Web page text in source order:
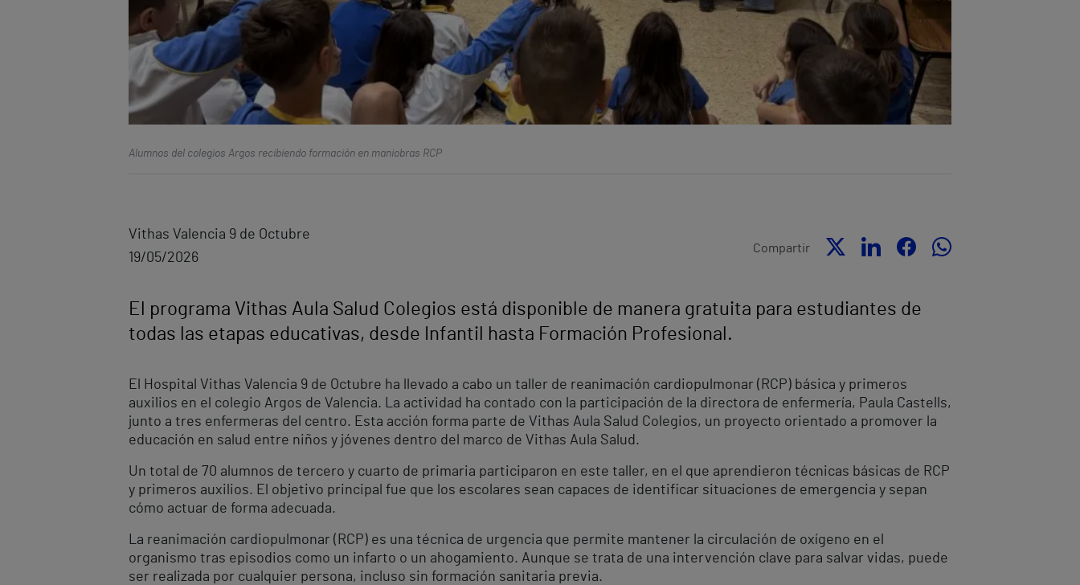
Alumnos del colegios Argos recibiendo formación en maniobras RCP
Vithas Valencia 9 de Octubre
19/05/2026
Compartir
El programa Vithas Aula Salud Colegios está disponible de manera gratuita para estudiantes de
todas las etapas educativas, desde Infantil hasta Formación Profesional.
El Hospital Vithas Valencia 9 de Octubre ha llevado a cabo un taller de reanimación cardiopulmonar (RCP) básica y primeros
auxilios en el colegio Argos de Valencia. La actividad ha contado con la participación de la directora de enfermería, Paula Castells,
junto a tres enfermeras del centro. Esta acción forma parte de Vithas Aula Salud Colegios, un proyecto orientado a promover la
educación en salud entre niños y jóvenes dentro del marco de Vithas Aula Salud.
Un total de 70 alumnos de tercero y cuarto de primaria participaron en este taller, en el que aprendieron técnicas básicas de RCP
y primeros auxilios. El objetivo principal fue que los escolares sean capaces de identificar situaciones de emergencia y sepan
cómo actuar de forma adecuada.
La reanimación cardiopulmonar (RCP) es una técnica de urgencia que permite mantener la circulación de oxígeno en el
organismo tras episodios como un infarto o un ahogamiento. Aunque se trata de una intervención clave para salvar vidas, puede
ser realizada por cualquier persona, incluso sin formación sanitaria previa.